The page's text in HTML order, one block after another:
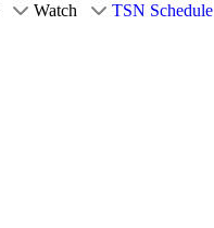
Watch
TSN Schedule